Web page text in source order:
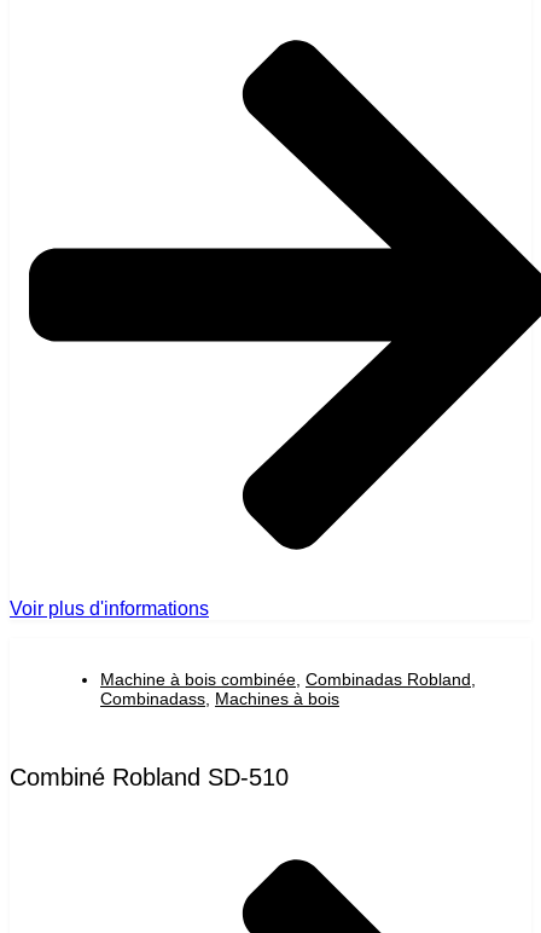
Voir plus d'informations
Machine à bois combinée Combinadas Robland
Combinadass Machines à bois
Combiné Robland SD-510